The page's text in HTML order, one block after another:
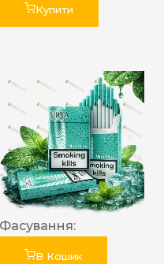
Купити
Фасування:
В Кошик